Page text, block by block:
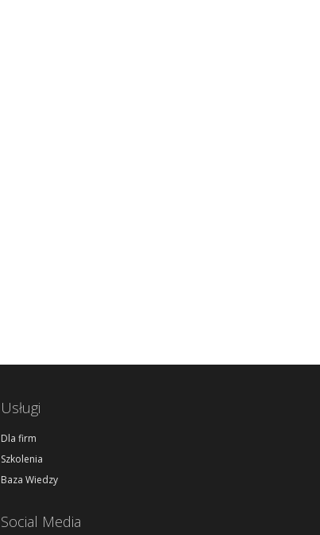
Usługi
Dla firm
Szkolenia
Baza Wiedzy
Social Media